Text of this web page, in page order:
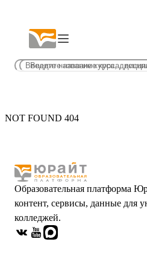
NOT FOUND 404
Образовательная платформа
контент, сервисы, данные для
колледжей.